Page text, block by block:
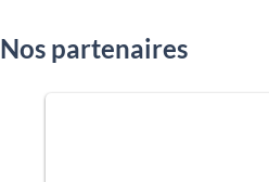
Nos partenaires